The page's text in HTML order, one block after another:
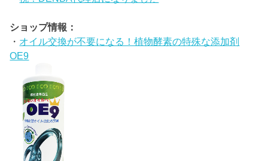
ショップ情報：
・ オイル交換が不要になる！植物酵素の特殊な添加剤
OE9